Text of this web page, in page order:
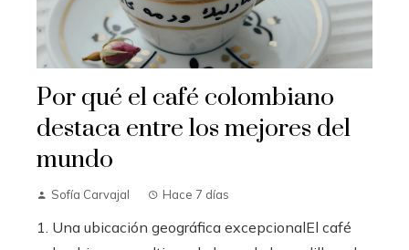
Por qué el café colombiano
destaca entre los mejores del
mundo
Sofía Carvajal Hace 7 días
1. Una ubicación geográfica excepcionalEl café